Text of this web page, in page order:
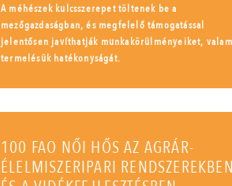
A méhészek kulcsszerepet töltenek be a
mezőgazdaságban, és megfelelő támogatással
jelentősen javíthatják munkakörülményeiket,
termelésük hatékonyságát.
100 FAO NŐI HŐS AZ AGRÁR-
ÉLELMISZERIPARI RENDSZEREKBEN